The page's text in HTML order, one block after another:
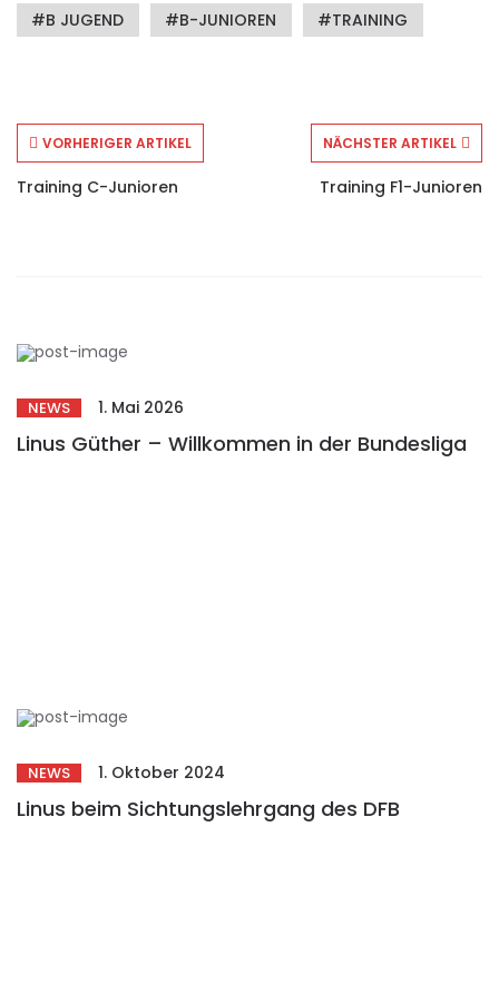
B JUGEND B-JUNIOREN TRAINING
VORHERIGER ARTIKEL
Training C-Junioren
NÄCHSTER ARTIKEL
Training F1-Junioren
NEWS 1. Mai 2026
Linus Güther – Willkommen in der Bundesliga
NEWS 1. Oktober 2024
Linus beim Sichtungslehrgang des DFB